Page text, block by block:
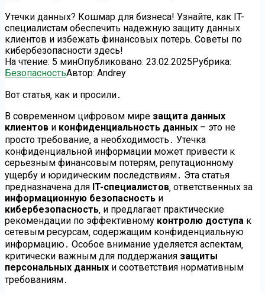
Утечки данных? Кошмар для бизнеса! Узнайте, как IT-
специалистам обеспечить надежную защиту данных
клиентов и избежать финансовых потерь. Советы по
кибербезопасности здесь!
На чтение: 5 минОпубликовано: 23.02.2025Рубрика:
БезопасностьАвтор: Andrey
Вот статья‚ как и просили․
В современном цифровом мире защита данных
клиентов и конфиденциальность данных – это не
просто требование‚ а необходимость․ Утечка
конфиденциальной информации может привести к
серьезным финансовым потерям‚ репутационному
ущербу и юридическим последствиям․ Эта статья
предназначена для IT-специалистов‚ ответственных за
информационную безопасность и
кибербезопасность‚ и предлагает практические
рекомендации по эффективному контролю доступа к
сетевым ресурсам‚ содержащим конфиденциальную
информацию․ Особое внимание уделяется аспектам‚
критически важным для поддержания защиты
персональных данных и соответствия нормативным
требованиям․